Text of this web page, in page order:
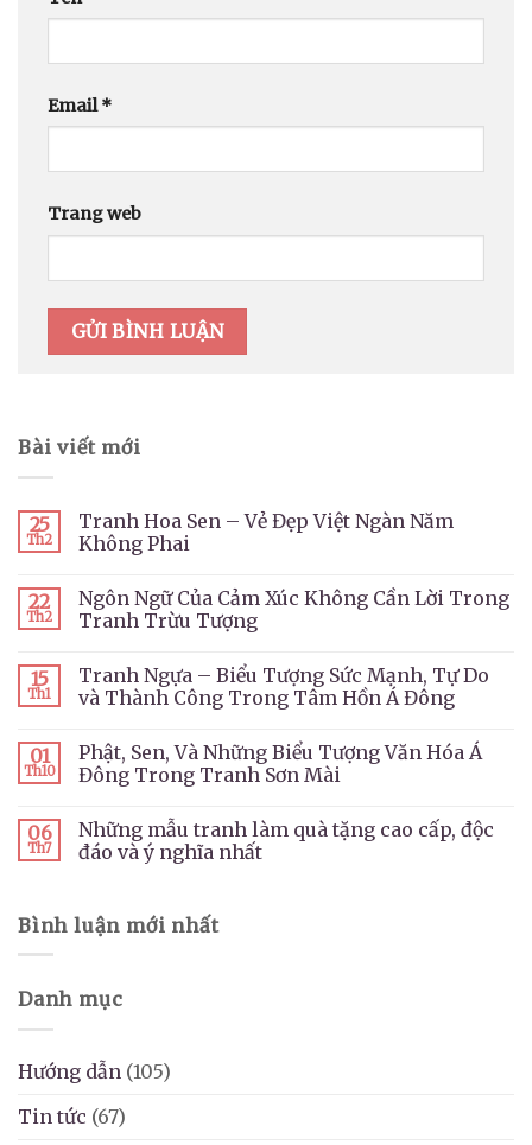
Email*
Trang web
Bài viết mới
25
Th2
Tranh Hoa Sen – Vẻ Đẹp Việt Ngàn Năm
Không Phai
22
Th2
Ngôn Ngữ Của Cảm Xúc Không Cần Lời Trong
Tranh Trừu Tượng
15
Th1
Tranh Ngựa – Biểu Tượng Sức Mạnh, Tự Do
và Thành Công Trong Tâm Hồn Á Đông
01
Th10
Phật, Sen, Và Những Biểu Tượng Văn Hóa Á
Đông Trong Tranh Sơn Mài
06
Th7
Những mẫu tranh làm quà tặng cao cấp, độc
đáo và ý nghĩa nhất
Bình luận mới nhất
Danh mục
Hướng dẫn (105)
Tin tức (67)